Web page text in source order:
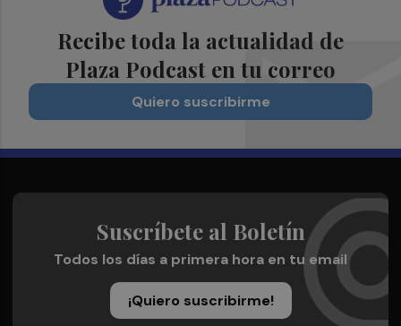
Recibe toda la actualidad de
Plaza Podcast en tu correo
Quiero suscribirme
Suscríbete al Boletín
Todos los días a primera hora en tu email
¡Quiero suscribirme!